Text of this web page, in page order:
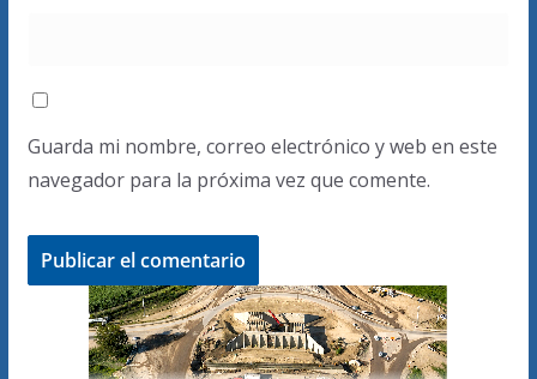
Guarda mi nombre, correo electrónico y web en este
navegador para la próxima vez que comente.